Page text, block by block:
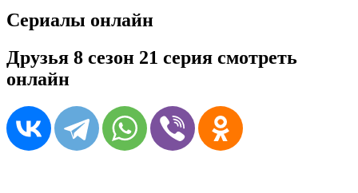
Сериалы онлайн
Друзья 8 сезон 21 серия смотреть
онлайн